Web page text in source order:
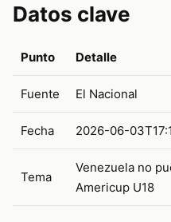
Datos clave
Punto Detalle
Fuente El Nacional
Fecha 2026-06-
Tema
Venezuela no
Americup U18